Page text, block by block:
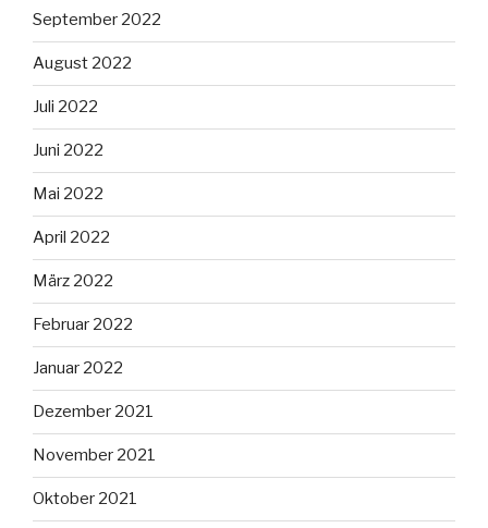
September 2022
August 2022
Juli 2022
Juni 2022
Mai 2022
April 2022
März 2022
Februar 2022
Januar 2022
Dezember 2021
November 2021
Oktober 2021